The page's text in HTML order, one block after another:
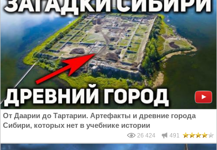
От Даарии до Тартарии. Артефакты и древние города
Сибири, которых нет в учебнике истории
26 424 491